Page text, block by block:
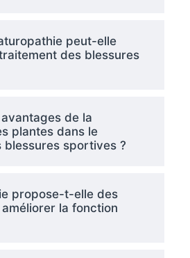
peut-elle
des blessures
de la
plantes dans le
blessures sportives ?
propose-t-elle des
la fonction